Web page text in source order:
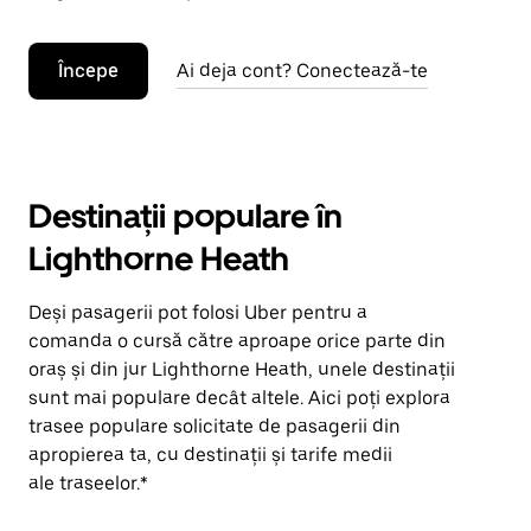
Începe Ai deja cont? Conectează-te
Destinații populare în
Lighthorne Heath
Deși pasagerii pot folosi Uber pentru a
comanda o cursă către aproape orice parte din
oraș și din jur Lighthorne Heath, unele destinații
sunt mai populare decât altele. Aici poți explora
trasee populare solicitate de pasagerii din
apropierea ta, cu destinații și tarife medii
ale traseelor.*